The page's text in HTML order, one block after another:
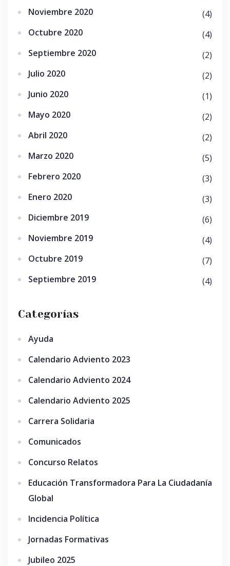
Noviembre 2020
(4)
Octubre 2020
(4)
Septiembre 2020
(2)
Julio 2020
(2)
Junio 2020
(1)
Mayo 2020
(2)
Abril 2020
(2)
Marzo 2020
(5)
Febrero 2020
(3)
Enero 2020
(3)
Diciembre 2019
(6)
Noviembre 2019
(4)
Octubre 2019
(7)
Septiembre 2019
(4)
Categorías
Ayuda
Calendario Adviento 2023
Calendario Adviento 2024
Calendario Adviento 2025
Carrera Solidaria
Comunicados
Concurso Relatos
Educación Transformadora Para La Ciudadanía
Global
Incidencia Política
Jornadas Formativas
Jubileo 2025